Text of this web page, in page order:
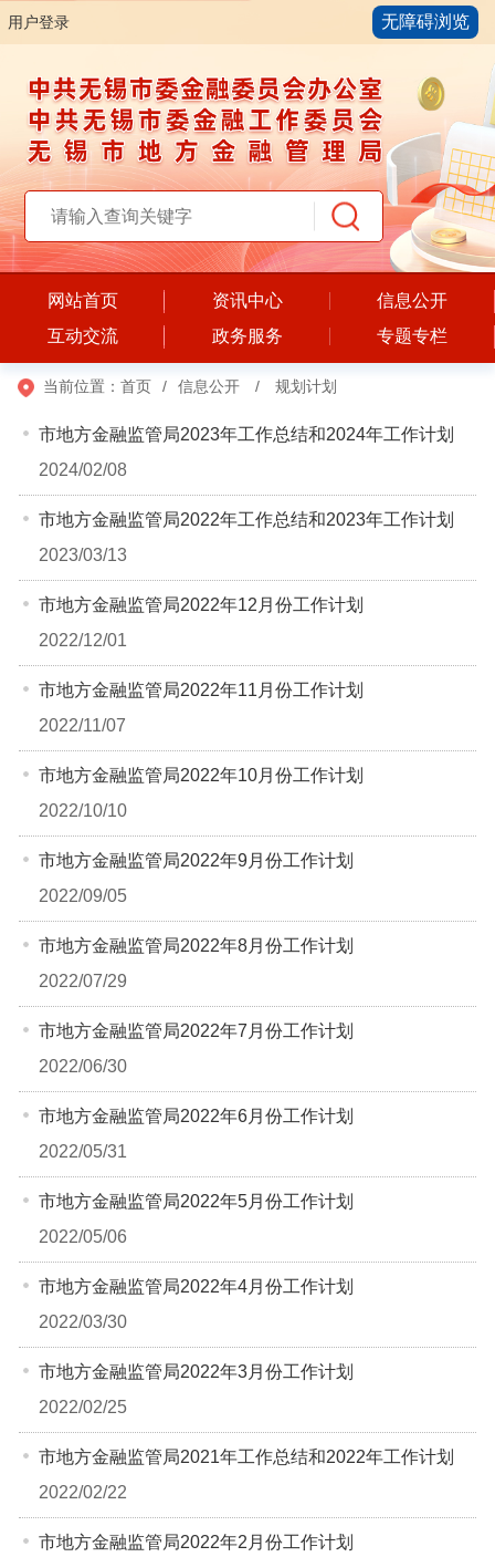
用户登录 无障碍浏览
网站首页 资讯中心
信息公开
互动交流
政务服务 专题专栏
当前位置： 首页 / 信息公开 / 规划计划
市地方金融监管局2023年工作总结和2024年工作计划
2024/02/08
市地方金融监管局2022年工作总结和2023年工作计划
2023/03/13
市地方金融监管局2022年12月份工作计划
2022/12/01
市地方金融监管局2022年11月份工作计划
2022/11/07
市地方金融监管局2022年10月份工作计划
2022/10/10
市地方金融监管局2022年9月份工作计划
2022/09/05
市地方金融监管局2022年8月份工作计划
2022/07/29
市地方金融监管局2022年7月份工作计划
2022/06/30
市地方金融监管局2022年6月份工作计划
2022/05/31
市地方金融监管局2022年5月份工作计划
2022/05/06
市地方金融监管局2022年4月份工作计划
2022/03/30
市地方金融监管局2022年3月份工作计划
2022/02/25
市地方金融监管局2021年工作总结和2022年工作计划
2022/02/22
市地方金融监管局2022年2月份工作计划